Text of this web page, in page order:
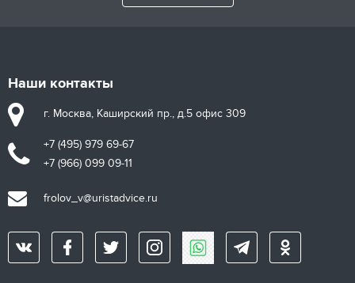
Наши контакты
г. Москва, Каширский пр., д.5 офис 309
+7 (495) 979 69-67
+7 (966) 099 09-11
frolov_v@uristadvice.ru